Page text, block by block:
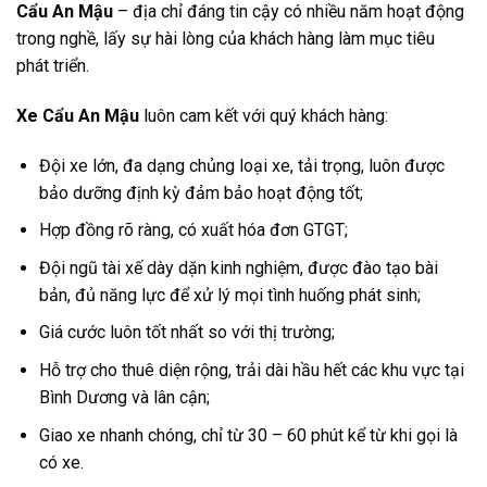
Cẩu An Mậu – địa chỉ đáng tin cậy có nhiều năm hoạt động
trong nghề, lấy sự hài lòng của khách hàng làm mục tiêu
phát triển.
Xe Cẩu An Mậu luôn cam kết với quý khách hàng:
Đội xe lớn, đa dạng chủng loại xe, tải trọng, luôn được
bảo dưỡng định kỳ đảm bảo hoạt động tốt;
Hợp đồng rõ ràng, có xuất hóa đơn GTGT;
Đội ngũ tài xế dày dặn kinh nghiệm, được đào tạo bài
bản, đủ năng lực để xử lý mọi tình huống phát sinh;
Giá cước luôn tốt nhất so với thị trường;
Hỗ trợ cho thuê diện rộng, trải dài hầu hết các khu vực tại
Bình Dương và lân cận;
Giao xe nhanh chóng, chỉ từ 30 – 60 phút kể từ khi gọi là
có xe.